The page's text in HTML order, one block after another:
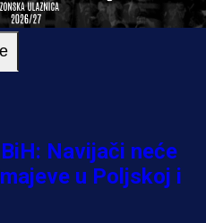
Navijači neće
u Poljskoj i